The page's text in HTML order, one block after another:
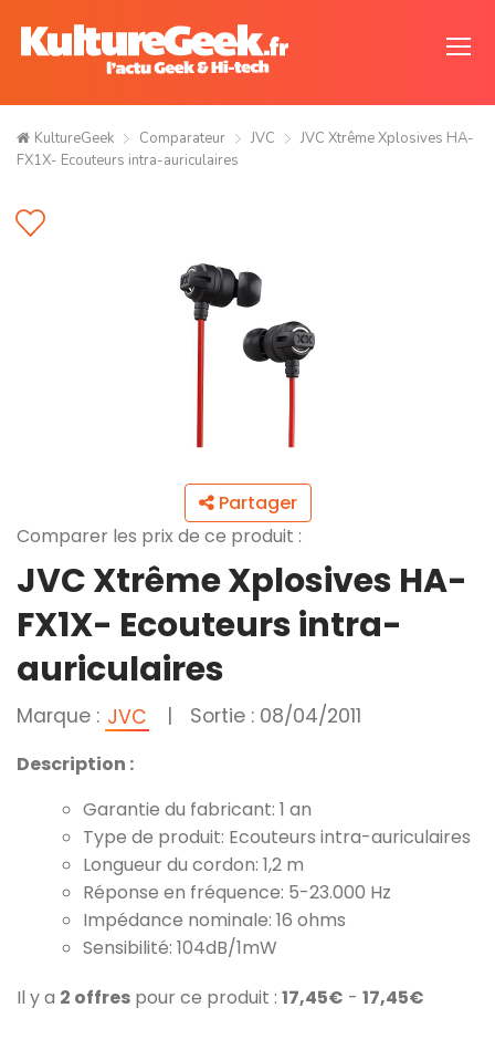
KultureGeek Comparateur JVC
JVC Xtrême Xplosives HA-
FX1X- Ecouteurs intra-auriculaires
Partager
Comparer les prix de ce produit :
JVC Xtrême Xplosives HA-
FX1X- Ecouteurs intra-
auriculaires
Marque : JVC | Sortie : 08/04/2011
Description :
Garantie du fabricant: 1 an
Type de produit: Ecouteurs intra-auriculaires
Longueur du cordon: 1,2 m
Réponse en fréquence: 5-23.000 Hz
Impédance nominale: 16 ohms
Sensibilité: 104dB/1mW
Il y a 2 offres pour ce produit : 17,45€ - 17,45€